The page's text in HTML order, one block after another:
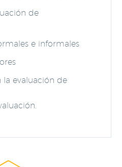
de
e informales
la evaluación de